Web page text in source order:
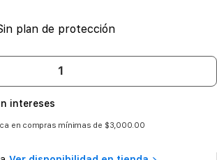
plan de protección
intereses
en compras mínimas de $3,000.00